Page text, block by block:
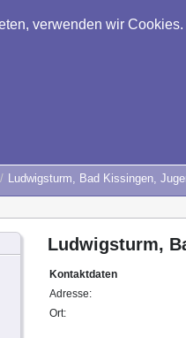
verwenden wir
Ludwigsturm, Bad Kissingen,
Ludwigsturm,
Kontaktdaten
Adresse:
Ort: